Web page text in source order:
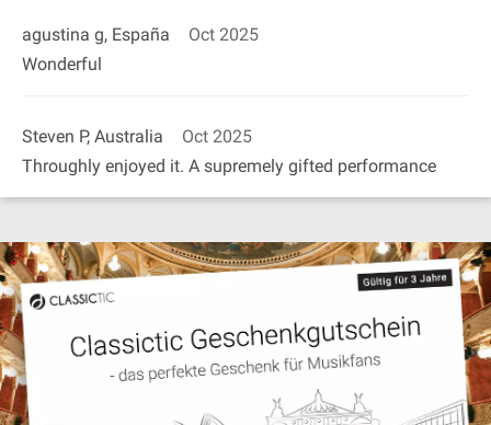
agustina g, España
Oct 2025
Wonderful
Steven P, Australia
Oct 2025
Throughly enjoyed it. A supremely gifted performance